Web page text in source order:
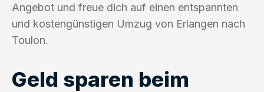
Angebot und freue dich auf einen entspannten
und kostengünstigen Umzug von Erlangen nach
Toulon.
Geld sparen beim